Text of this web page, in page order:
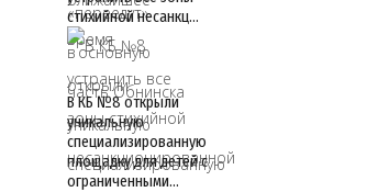
стихийной несанкц…
В КБ №8 открыли
уникальную
специализированную
площадку для детей с
ограниченными…